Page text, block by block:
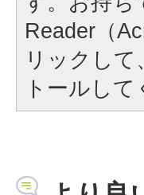
Reader（
リックし
トールして